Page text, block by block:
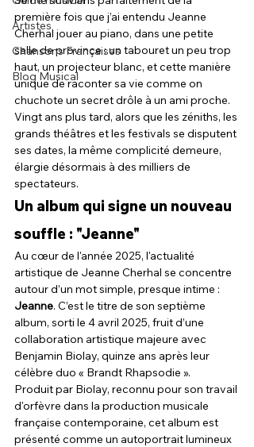
Artistes
Chansons Françaises
Blog Musical
première fois que j’ai entendu Jeanne
Cherhal jouer au piano, dans une petite
salle de province : un tabouret un peu trop
haut, un projecteur blanc, et cette manière
unique de raconter sa vie comme on
chuchote un secret drôle à un ami proche.
Vingt ans plus tard, alors que les zéniths, les
grands théâtres et les festivals se disputent
ses dates, la même complicité demeure,
élargie désormais à des milliers de
spectateurs.
Un album qui signe un nouveau
souffle : "Jeanne"
Au cœur de l'année 2025, l'actualité
artistique de Jeanne Cherhal se concentre
autour d’un mot simple, presque intime :
Jeanne. C’est le titre de son septième
album, sorti le 4 avril 2025, fruit d’une
collaboration artistique majeure avec
Benjamin Biolay, quinze ans après leur
célèbre duo « Brandt Rhapsodie ».
Produit par Biolay, reconnu pour son travail
d'orfèvre dans la production musicale
française contemporaine, cet album est
présenté comme un autoportrait lumineux